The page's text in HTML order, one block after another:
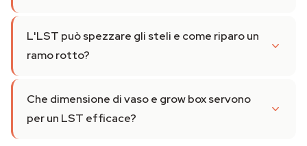
L'LST può spezzare gli steli e come riparo un
ramo rotto?
Che dimensione di vaso e grow box servono
per un LST efficace?